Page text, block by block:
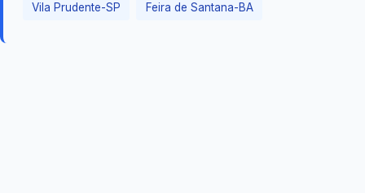
Vila Prudente-SP Feira de Santana-BA